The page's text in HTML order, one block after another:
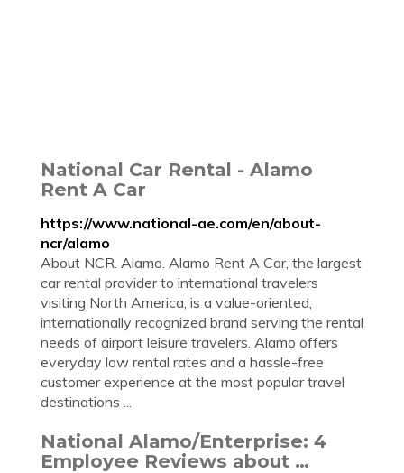
National Car Rental - Alamo
Rent A Car
https://www.national-ae.com/en/about-
ncr/alamo
About NCR. Alamo. Alamo Rent A Car, the largest
car rental provider to international travelers
visiting North America, is a value-oriented,
internationally recognized brand serving the rental
needs of airport leisure travelers. Alamo offers
everyday low rental rates and a hassle-free
customer experience at the most popular travel
destinations ...
National Alamo/Enterprise: 4
Employee Reviews about …